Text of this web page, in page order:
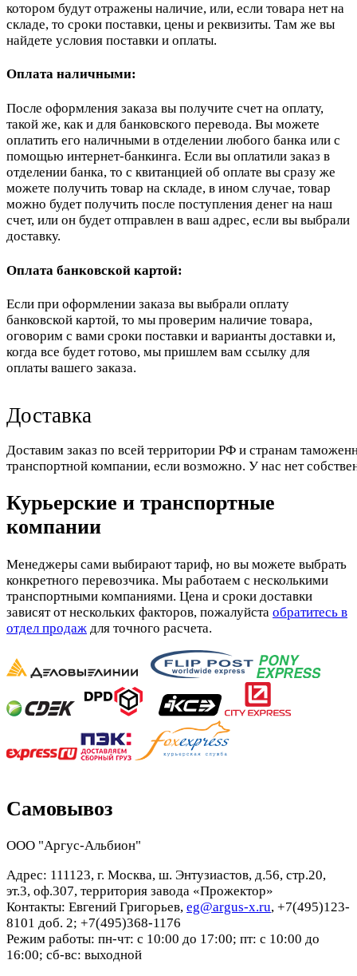
котором будут отражены наличие, или, если товара нет на
складе, то сроки поставки, цены и реквизиты. Там же вы
найдете условия поставки и оплаты.
Оплата наличными:
После оформления заказа вы получите счет на оплату,
такой же, как и для банковского перевода. Вы можете
оплатить его наличными в отделении любого банка или с
помощью интернет-банкинга. Если вы оплатили заказ в
отделении банка, то с квитанцией об оплате вы сразу же
можете получить товар на складе, в ином случае, товар
можно будет получить после поступления денег на наш
счет, или он будет отправлен в ваш адрес, если вы выбрали
доставку.
Оплата банковской картой:
Если при оформлении заказа вы выбрали оплату
банковской картой, то мы проверим наличие товара,
оговорим с вами сроки поставки и варианты доставки и,
когда все будет готово, мы пришлем вам ссылку для
оплаты вашего заказа.
Доставка
Доставим заказ по всей территории РФ и странам
транспортной компании, если возможно. У нас нет
Курьерские и транспортные
компании
Менеджеры сами выбирают тариф, но вы можете выбрать
конкретного перевозчика. Мы работаем с несколькими
транспортными компаниями. Цена и сроки доставки
зависят от нескольких факторов, пожалуйста обратитесь в
отдел продаж для точного расчета.
Самовывоз
ООО "Аргус-Альбион"
Адрес: 111123, г. Москва, ш. Энтузиастов, д.56, стр.20,
эт.3, оф.307, территория завода «Прожектор»
Контакты: Евгений Григорьев, eg@argus-x.ru, +7(495)123-
8101 доб. 2; +7(495)368-1176
Режим работы: пн-чт: с 10:00 до 17:00; пт: с 10:00 до
16:00; сб-вс: выходной